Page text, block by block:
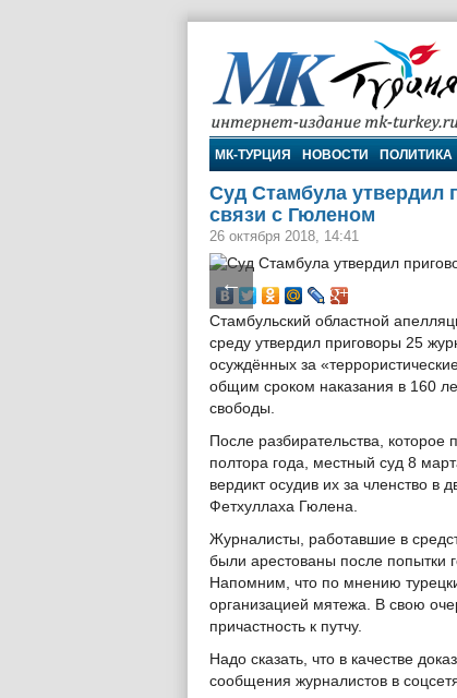
МК-Турция
МК-ТУРЦИЯ НОВОСТИ ПОЛИТИКА
Суд Стамбула утвердил
связи с Гюленом
26 октября 2018, 14:41
←
Стамбульский областной
среду утвердил приговоры 25
осуждённых за
общим сроком наказания в 160
свободы.
После разбирательства, которое
полтора года, местный суд 8
вердикт осудив их за членство в
Фетхуллаха Гюлена.
Журналисты, работавшие в
были арестованы после попытки
Напомним, что по мнению
организацией мятежа. В свою
причастность к путчу.
Надо сказать, что в качестве
сообщения журналистов в